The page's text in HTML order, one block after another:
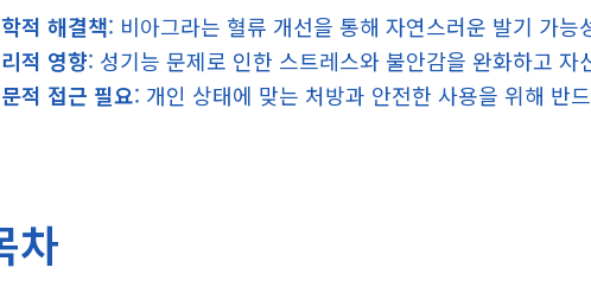
적 해결책: 비아그라는 혈류 개선을 통해 자연스러운 발기 가능
적 영향: 성기능 문제로 인한 스트레스와 불안감을 완화하고 자
적 접근 필요: 개인 상태에 맞는 처방과 안전한 사용을 위해 반
차